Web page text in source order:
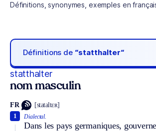
Définitions, synonymes, exemples en
Définitions de “statthalter“
statthalter
nom masculin
FR [stataltɛʀ]
Dialectal.
Dans les pays germaniques,
1